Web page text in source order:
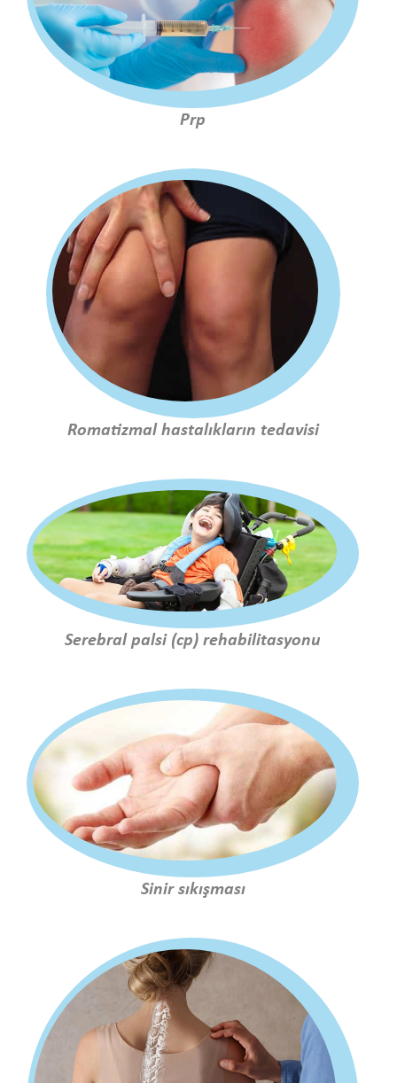
Prp
Romatizmal hastalıkların tedavisi
Serebral palsi (cp) rehabilitasyonu
Sinir sıkışması